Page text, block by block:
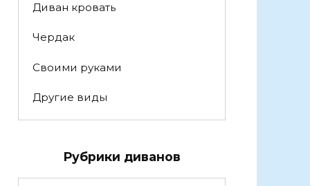
Диван кровать
Чердак
Своими руками
Другие виды
Рубрики диванов